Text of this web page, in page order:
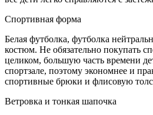
Спортивная форма
Белая футболка, футболка
костюм. Не обязательно покупать
целиком, большую часть времени
спортзале, поэтому экономнее и
спортивные брюки и флисовую
Ветровка и тонкая шапочка